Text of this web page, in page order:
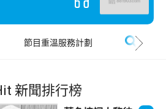
節目重溫服務計劃
新聞排行榜